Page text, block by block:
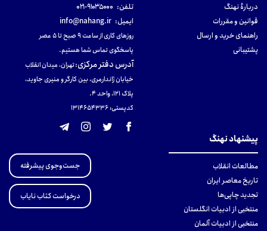
دربارهٔ نهنگ
قوانین و مقررات
راهنمای خرید و ارسال
پشتیبانی
تلفن: ۹۱۰۳۵۰۰۰-۰۲۱
ایمیل: info@nahang.ir
روزهای کاری از ساعت ۹ صبح تا ۵ عصر
پاسخگوی تماس شما هستیم.
آدرس دفتر مرکزی:تهران، میدان انقلاب
خیابان ژاندارمری، بین کارگر و منیری جاوید،
پلاک 121، واحد ۴.
کدپستی: 131465433۶
پیشنهاد نهنگ
مطالعات انقلاب
تاریخ معاصر ایران
تجدید چاپی‌ها
منتخبی از ادبیات انگلستان
منتخبی از ادبیات آلمان
جست‌وجوی پیشرفته
درخواست کتاب نایاب